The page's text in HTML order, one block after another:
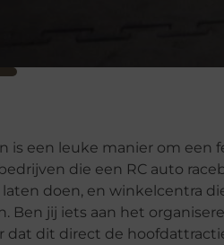
is een leuke manier om
die een RC auto
doen, en winkelcentra
Ben jij iets aan het
dat dit direct de